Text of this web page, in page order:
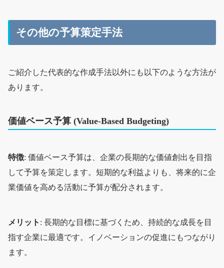
その他の予算策定手法
ご紹介した代表的な作成手法以外にも以下のような方法が
あります。
価値ベース予算 (Value-Based Budgeting)
特徴: 価値ベース予算は、企業の長期的な価値創出を目指
して予算を策定します。短期的な利益よりも、将来的に企
業価値を高める活動に予算が配分されます。
メリット : 長期的な目標に基づくため、持続的な成長を目
指す企業に最適です。イノベーションの促進にもつながり
ます。